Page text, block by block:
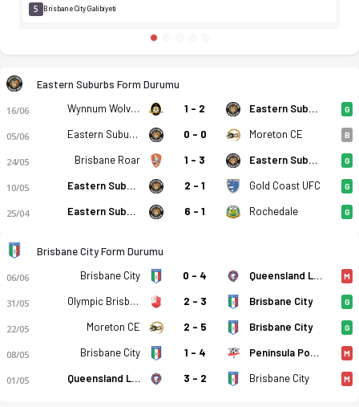
5 Brisbane City Galibiyeti
Eastern Suburbs Form Durumu
16/06 Wynnum Wolves 1 - 2 Eastern Suburbs G
05/06 Eastern Suburbs 0 - 0 Moreton CE B
24/05 Brisbane Roar 1 - 3 Eastern Suburbs G
10/05 Eastern Suburbs 2 - 1 Gold Coast UFC G
25/04 Eastern Suburbs 6 - 1 Rochedale G
Brisbane City Form Durumu
06/06 Brisbane City 0 - 4 Queensland Lions M
31/05 Olympic Brisbane 2 - 3 Brisbane City G
22/05 Moreton CE 2 - 5 Brisbane City G
08/05 Brisbane City 1 - 4 Peninsula Power M
01/05 Queensland Lions 3 - 2 Brisbane City M